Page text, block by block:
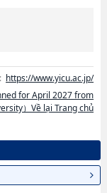
https://www.yicu.ac.jp/
for April 2027 from
）Về lại Trang chủ